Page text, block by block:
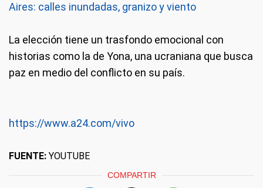
Aires: calles inundadas, granizo y viento
La elección tiene un trasfondo emocional con
historias como la de Yona, una ucraniana que busca
paz en medio del conflicto en su país.
https://www.a24.com/vivo
FUENTE: YOUTUBE
COMPARTIR